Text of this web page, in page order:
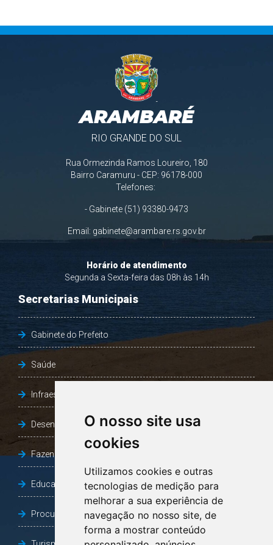
O nosso site usa
cookies
Utilizamos cookies e outras
tecnologias de medição para
melhorar a sua experiência de
navegação no nosso site, de
forma a mostrar conteúdo
ARAMBARÉ
RIO GRANDE DO SUL
Rua Ormezinda Ramos Loureiro, 180
Bairro Caramuru - CEP: 96178-000
Telefones:
- Gabinete (51) 93380-9473
Email: gabinete@arambare.rs.gov.br
Horário de atendimento
Segunda a Sexta-feira das 08h às 14h
Secretarias Municipais
Gabinete do Prefeito
Saúde
Infraestrutura, Agricultura e Meio Ambiente
Desenvolvimento Social
Fazenda e Desenvolvimento Econômico
Educação
Procuradoria Geral do Município